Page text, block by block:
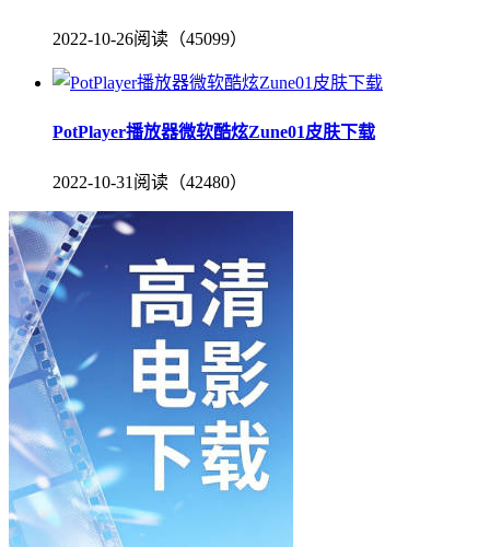
2022-10-26阅读（45099）
PotPlayer播放器微软酷炫Zune01皮肤下载
2022-10-31 阅读（42480）